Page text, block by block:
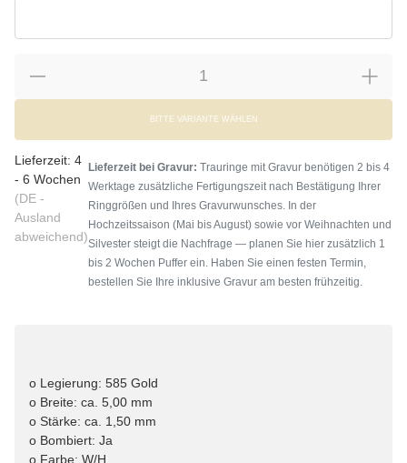
BITTE VARIANTE WÄHLEN
Lieferzeit: 4
- 6 Wochen
(DE -
Ausland
abweichend)
Lieferzeit bei Gravur: Trauringe mit Gravur benötigen 2 bis 4
Werktage zusätzliche Fertigungszeit nach Bestätigung Ihrer
Ringgrößen und Ihres Gravurwunsches. In der
Hochzeitssaison (Mai bis August) sowie vor Weihnachten und
Silvester steigt die Nachfrage — planen Sie hier zusätzlich 1
bis 2 Wochen Puffer ein. Haben Sie einen festen Termin,
bestellen Sie Ihre inklusive Gravur am besten frühzeitig.
o Legierung: 585 Gold
o Breite: ca. 5,00 mm
o Stärke: ca. 1,50 mm
o Bombiert: Ja
o Farbe: W/H